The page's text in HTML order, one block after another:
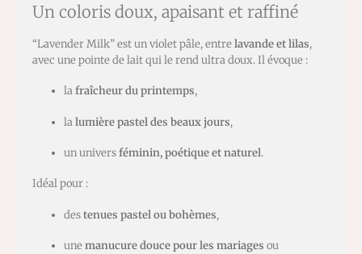
Un coloris doux, apaisant et raffiné
“Lavender Milk” est un violet pâle, entrelavande et lilas,
avec une pointe de lait qui le rend ultra doux. Il évoque :
lafraîcheur du printemps,
lalumière pastel des beaux jours,
un universféminin, poétique et naturel.
Idéal pour :
destenues pastel ou bohèmes,
unemanucure douce pour les mariages ou